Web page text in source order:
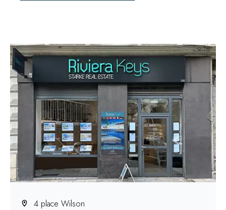
4 place Wilson